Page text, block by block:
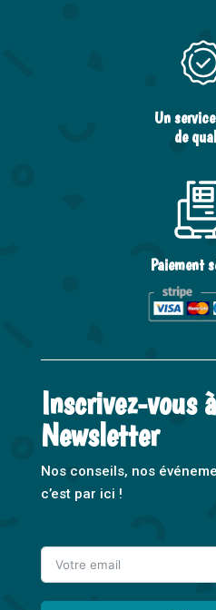
Un
de
Paiement
Inscrivez-vous
Newsletter
Nos conseils, nos
c’est par ici !